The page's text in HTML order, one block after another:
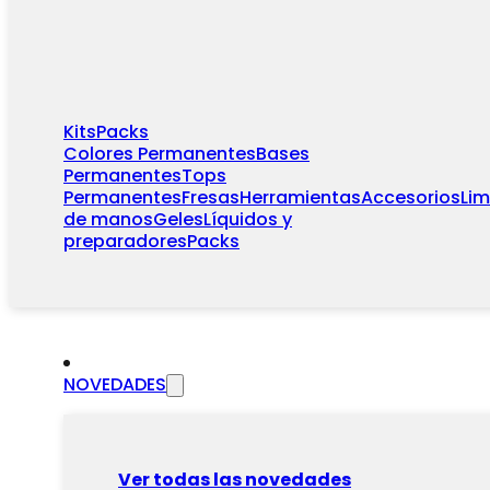
KitsPacks
Colores PermanentesBases
PermanentesTops
PermanentesFresasHerramientasAccesorios
de manosGelesLíquidos y
preparadoresPacks
NOVEDADES
Ver todas las novedades